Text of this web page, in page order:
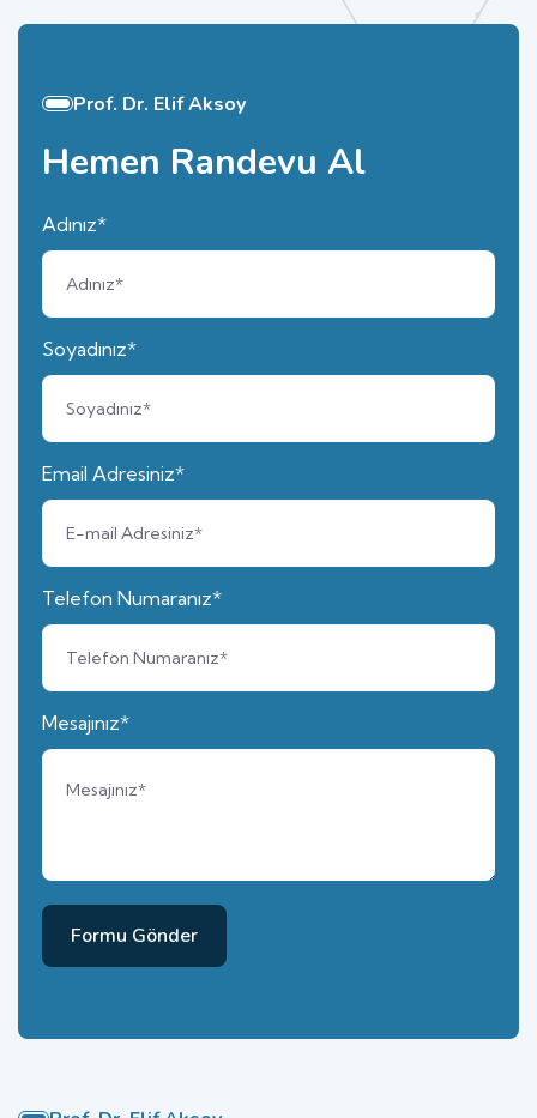
Prof. Dr. Elif Aksoy
Hemen Randevu Al
Adınız*
Soyadınız*
Email Adresiniz*
Telefon Numaranız*
Mesajınız*
Formu Gönder